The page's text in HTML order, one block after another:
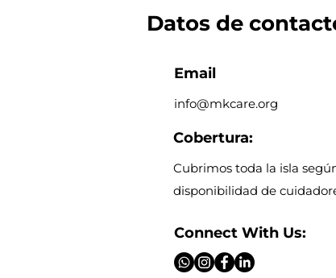
Datos de
Email
info@mkcare.org
Cobertura:
Cubrimos toda la isla
disponibilidad de
Connect With Us: